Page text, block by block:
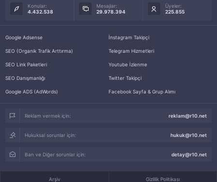
Konular:
4.432.538
Mesajlar:
29.978.394
Üyeler:
225.855
Google Adsense
SEO (Organik Trafik Arttırma)
SEO Link Paketleri
SEO Danışmanlığı
Google ADS (AdWords)
İnstagram Takipçi
Telegram Hizmetleri
Youtube İzlenme
Twitter Takipçi
Facebook Sayfa & Grup Alımı
Reklam vermek için: reklam@r10.net
Hukuksal sorunlar için: hukuk@r10.net
Ban ve Diğer sorunlar için: detay@r10.net
Arşiv Gizlilik Politikası